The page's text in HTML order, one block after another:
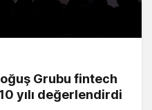
Grubu fintech
yılı değerlendirdi